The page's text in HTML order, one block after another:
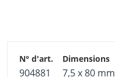
904881 7,5 x 80 mm